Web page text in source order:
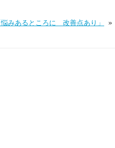
みあるところに 改善点あり」 »